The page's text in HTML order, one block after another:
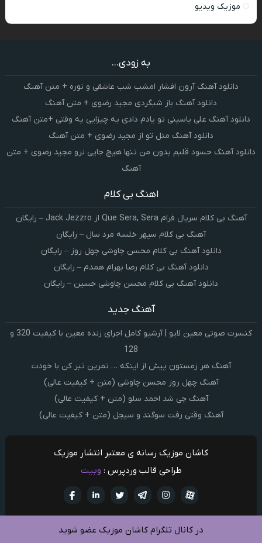
موزیک ویدیو
به زودی...
دانلود آهنگ آرون افشار امشب شب عاشقی و نوره + متن آهنگ
دانلود آهنگ باز شبگردی مجید رضوی + متن آهنگ
دانلود آهنگ علی یاسینی تو یادم دادی یه چیزایی یه وقتی +متن آهنگ
دانلود آهنگ مثل تو از مجید رضوی + متن آهنگ
دانلود آهنگ حسود قلبم بدون من تنها هیچ جایی نرو مجید رضوی + متن
آهنگ
اهنگ بی کلام
آهنگ بی کلام سریال فرام Que Sera, Sera از Jack Jezzro – رایگان
آهنگ بی کلام سپهر خلسه مرد سال – رایگان
دانلود آهنگ بی کلام محسن چاوشی چهل روز – رایگان
دانلود آهنگ بی کلام رضا بهرام همدم – رایگان
دانلود آهنگ بی کلام محسن چاوشی حسین – رایگان
آهنگ جدید
کنسرت صوتی معین لایو | آرشیو کامل اجرای زنده معین با کیفیت 320 و
128
آهنگ هر زمستون پیش از اینکه … تمرین تبر کن با خودت
آهنگ چهل روز محسن چاوشی (متن + کیفیت عالی)
آهنگ چی شد احمد سلو (متن + کیفیت عالی)
آهنگ وقتی رفت سوگند و سیجل (متن + کیفیت عالی)
کاشان موزیک رسانه ی معتبر انتشار موزیک
طراحی قالب وردپرس : وبیت
تويتر تلگرام
اینستاگرام آپارات
در کانال تلگرام کاشان موزیک عضو شوید